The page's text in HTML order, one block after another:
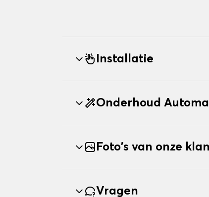
Installatie
Onderhoud
Foto's van onze
Vragen